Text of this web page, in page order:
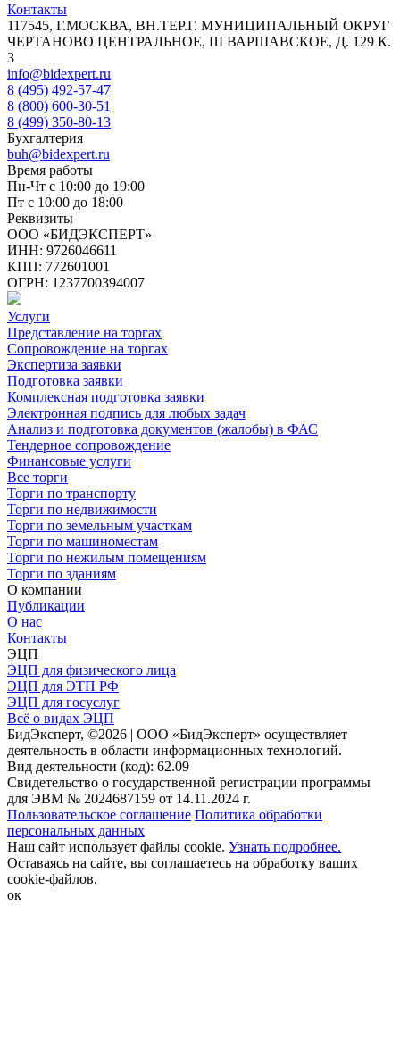
Контакты
117545, Г.МОСКВА, ВН.ТЕР.Г. МУНИЦИПАЛЬНЫЙ ОКРУГ
ЧЕРТАНОВО ЦЕНТРАЛЬНОЕ, Ш ВАРШАВСКОЕ, Д. 129 К.
3
info@bidexpert.ru
8 (495) 492-57-47
8 (800) 600-30-51
8 (499) 350-80-13
Бухгалтерия
buh@bidexpert.ru
Время работы
Пн-Чт с 10:00 до 19:00
Пт с 10:00 до 18:00
Реквизиты
ООО «БИДЭКСПЕРТ»
ИНН: 9726046611
КПП: 772601001
ОГРН: 1237700394007
Услуги
Представление на торгах
Сопровождение на торгах
Экспертиза заявки
Подготовка заявки
Комплексная подготовка заявки
Электронная подпись для любых задач
Анализ и подготовка документов (жалобы) в ФАС
Тендерное сопровождение
Финансовые услуги
Все торги
Торги по транспорту
Торги по недвижимости
Торги по земельным участкам
Торги по машиноместам
Торги по нежилым помещениям
Торги по зданиям
О компании
Публикации
О нас
Контакты
ЭЦП
ЭЦП для физического лица
ЭЦП для ЭТП РФ
ЭЦП для госуслуг
Всё о видах ЭЦП
БидЭксперт, ©2026 | ООО «БидЭксперт» осуществляет
деятельность в области информационных технологий.
Вид деятельности (код): 62.09
Свидетельство о государственной регистрации программы
для ЭВМ № 2024687159 от 14.11.2024 г.
Пользовательское соглашение Политика обработки
персональных данных
Наш сайт использует файлы cookie. Узнать подробнее.
Оставаясь на сайте, вы соглашаетесь на обработку ваших
cookie-файлов.
ок